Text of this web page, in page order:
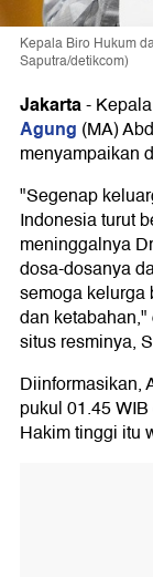
Kepala Biro Hukum
Saputra/detikcom)
Jakarta-
Agung (MA)
menyampaikan
"Segenap
Indonesia turut
meninggalnya
dosa-dosanya
semoga kelurga
dan
situs resminya,
Diinformasikan,
pukul 01.45
Hakim tinggi itu